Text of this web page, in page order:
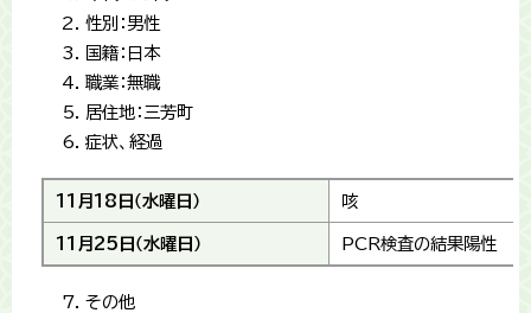
性別：男性
国籍：日本
職業：無職
居住地：三芳町
症状、経過
11月18日（水曜日） 咳
11月25日（水曜日） PCR検査の結果陽性
その他